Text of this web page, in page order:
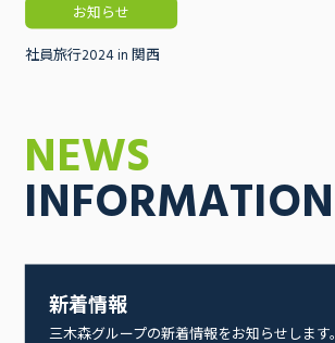
NEWS
INFORMATION
新着情報
三木森グループの新着情報をお知らせします。
お知らせ
社員旅行2024 in 関西
COMPANY